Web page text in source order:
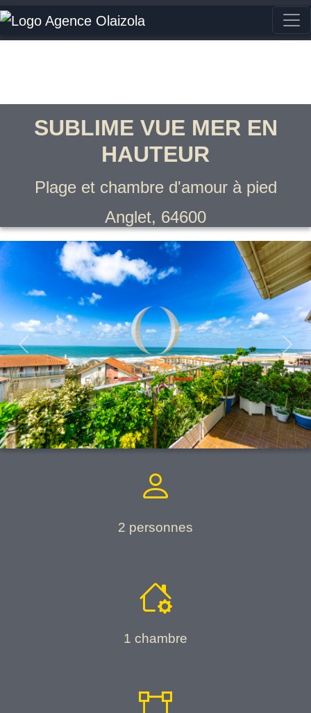
SUBLIME VUE MER EN
HAUTEUR
Plage et chambre d'amour à pied
Anglet, 64600
Previous Next
2 personnes
1 chambre